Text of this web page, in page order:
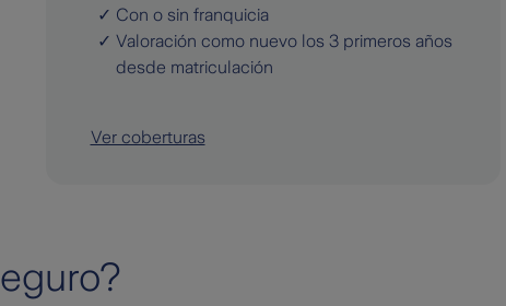
Con o sin franquicia
Valoración como nuevo los 3 primeros años
desde matriculación
Ver coberturas